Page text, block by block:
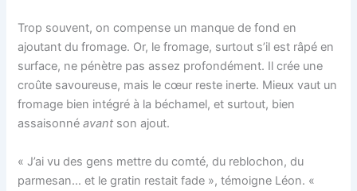
Trop souvent, on compense un manque de fond en
ajoutant du fromage. Or, le fromage, surtout s’il est râpé en
surface, ne pénètre pas assez profondément. Il crée une
croûte savoureuse, mais le cœur reste inerte. Mieux vaut un
fromage bien intégré à la béchamel, et surtout, bien
assaisonnéavant son ajout.
« J’ai vu des gens mettre du comté, du reblochon, du
parmesan… et le gratin restait fade », témoigne Léon. «